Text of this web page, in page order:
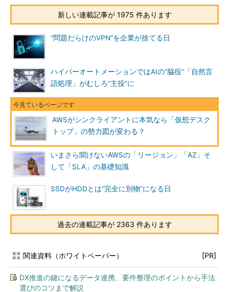
新しい連載記事が 1975 件あります
“問題だらけのVPN”を企業が捨てる日
ハイパーオートメーションではAIの“脇役”「自然言
語処理」がむしろ“主役”に
AWSがシンクライアントに本気なら「仮想デスク
トップ」の勢力図が変わる？
いまさら聞けないAWSの「リージョン」「AZ」そ
して「SLA」の基礎知識
SSDがHDDとは“完全に別物”になる日
過去の連載記事が 2363 件あります
関連資料（ホワイトペーパー） [PR]
DX推進の鍵になるデータ連携、要件整理のポイントから手法
選びのコツまで解説